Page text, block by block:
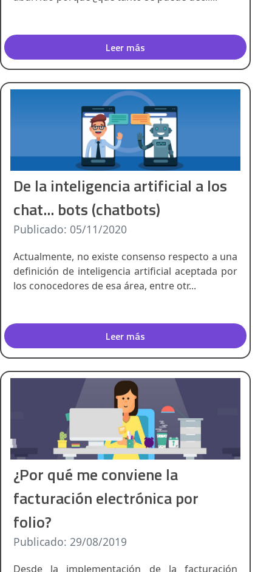
Leer más
De la inteligencia artificial a los
chat... bots (chatbots)
Publicado: 05/11/2020
Actualmente, no existe consenso respecto a una
definición de inteligencia artificial aceptada por
los conocedores de esa área, entre otr...
Leer más
¿Por qué me conviene la
facturación electrónica por
folio?
Publicado: 29/08/2019
Desde la implementación de la facturación